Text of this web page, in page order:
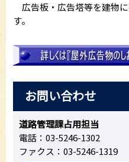
広告板・広告塔等を建物
す。
お問い合わせ
道路管理課占用担当
電話：03-5246-1302
ファクス：03-5246-1319